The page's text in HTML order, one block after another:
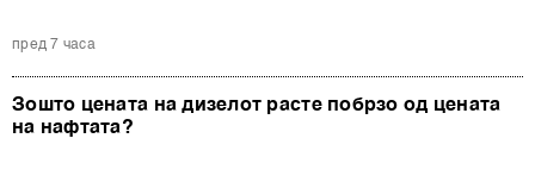
пред 7 часа
Зошто цената на дизелот расте побрзо од цената
на нафтата?